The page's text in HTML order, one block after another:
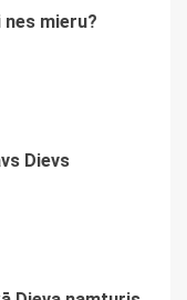
mieru?
Dievs